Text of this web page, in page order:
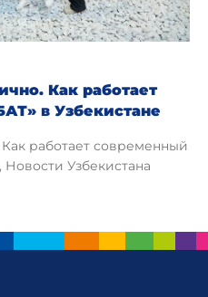
Как работает
в Узбекистане
работает современный
Узбекистана